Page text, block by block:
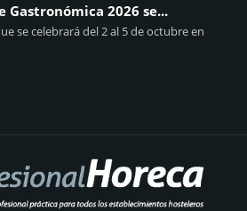
Gastronómica 2026 se...
se celebrará del 2 al 5 de octubre en